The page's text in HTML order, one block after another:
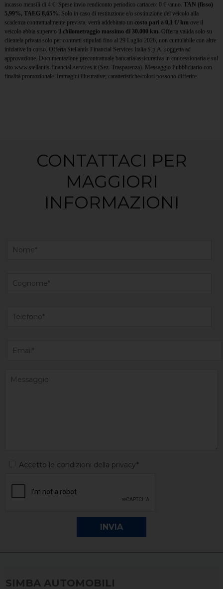
incasso mensili di 4 €. Spese invio rendiconto periodico cartaceo: 0 € /anno. TAN (fisso)
5,99%, TAEG 8,65%. Solo in caso di restituzione e/o sostituzione del veicolo alla
scadenza contrattualmente prevista, verrà addebitato un costo pari a 0,1 €/ kmove il
veicolo abbia superato il chilometraggio massimo di 30.000 km. Offerta valida solo su
clientela privata solo per contratti stipulati fino al 29 Luglio 2026, non cumulabile con altre
iniziative in corso. Offerta Stellantis Financial Services Italia S.p.A. soggetta ad
approvazione. Documentazione precontrattuale bancaria/assicurativa in concessionaria e sul
sito www.stellantis-financial-services.it (Sez. Trasparenza). Messaggio Pubblicitario con
finalità promozionale. Immagini illustrative; caratteristiche/colori possono differire.
CONTATTACI PER
MAGGIORI
INFORMAZIONI
Accetto le condizioni della privacy*
SIMBA AUTOMOBILI